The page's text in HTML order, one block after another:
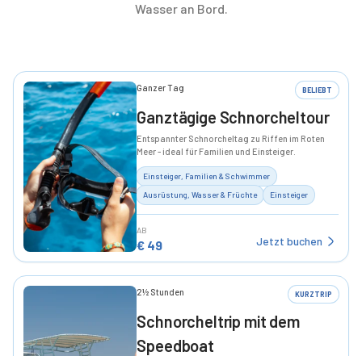
Wasser an Bord.
Ganzer Tag BELIEBT
Ganztägige Schnorcheltour
Entspannter Schnorcheltag zu Riffen im Roten
Meer - ideal für Familien und Einsteiger.
Einsteiger, Familien & Schwimmer
Ausrüstung, Wasser & Früchte
Einsteiger
AB
€ 49 Jetzt buchen
2½ Stunden KURZTRIP
Schnorcheltrip mit dem
Speedboat